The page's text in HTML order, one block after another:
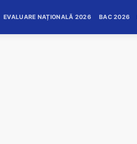
EVALUARE NAȚIONALĂ 2026 BAC 2026